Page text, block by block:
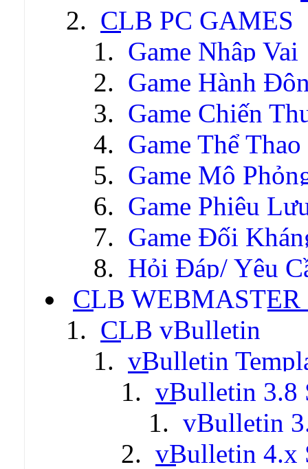
CLB PC GAMES
Game Nhập Vai
Game Hành
Game Chiến
Game Thể Thao
Game Mô
Game Phiêu
Game Đối
Hỏi Đáp/ Yêu
CLB WEBMASTER
CLB vBulletin
vBulletin
vBulletin 3.8
vBulletin
vBulletin 4.x